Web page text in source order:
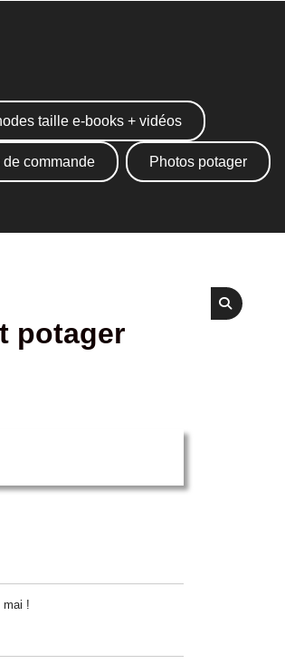
taille e-books + vidéos
de commande Photos potager
potager
mai !